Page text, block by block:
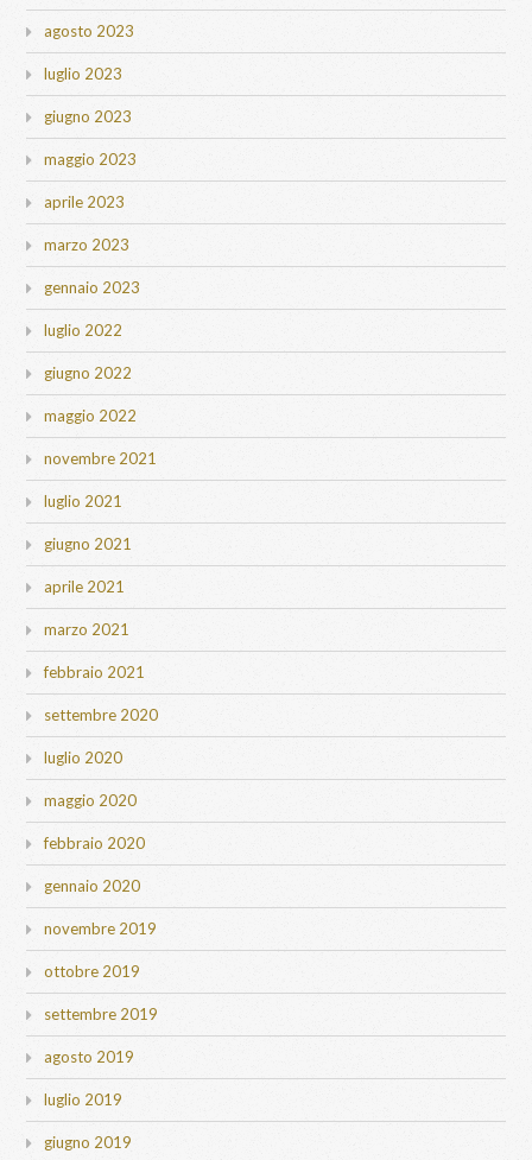
agosto 2023
luglio 2023
giugno 2023
maggio 2023
aprile 2023
marzo 2023
gennaio 2023
luglio 2022
giugno 2022
maggio 2022
novembre 2021
luglio 2021
giugno 2021
aprile 2021
marzo 2021
febbraio 2021
settembre 2020
luglio 2020
maggio 2020
febbraio 2020
gennaio 2020
novembre 2019
ottobre 2019
settembre 2019
agosto 2019
luglio 2019
giugno 2019